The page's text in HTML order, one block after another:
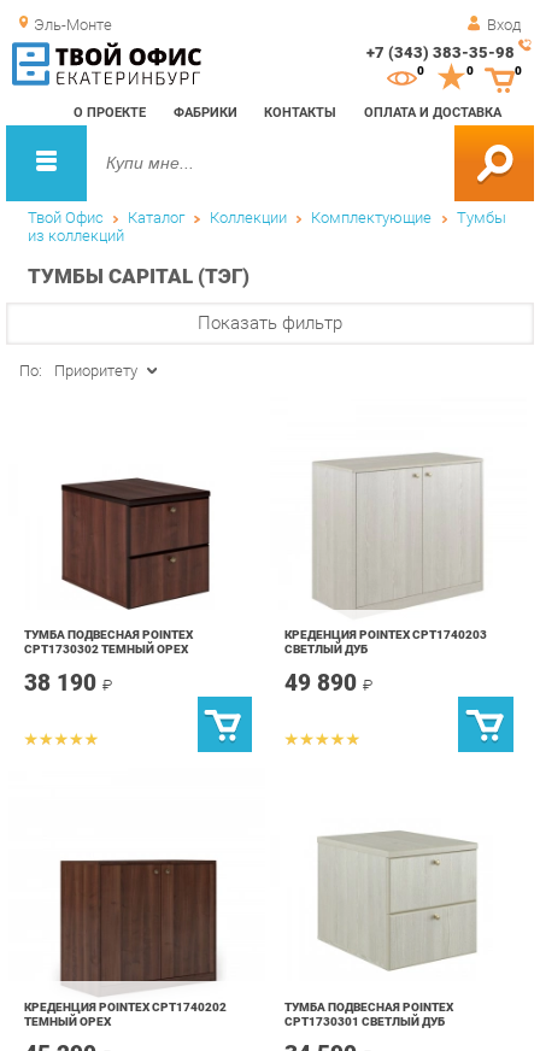
Эль-Монте Вход
+7 (343) 383-35-98
О ПРОЕКТЕ ФАБРИКИ КОНТАКТЫ ОПЛАТА И ДОСТАВКА
0 0
Твой Офис Каталог Коллекции Комплектующие Тумбы
из коллекций
ТУМБЫ CAPITAL (ТЭГ)
ТУМБА ПОДВЕСНАЯ POINTEX
38 190₽
КРЕДЕНЦИЯ POINTEX CPT1740203
49 890₽
ТЕМНЫЙ ОРЕХ
45 290₽
ТУМБА ПОДВЕСНАЯ POINTEX
34 590₽